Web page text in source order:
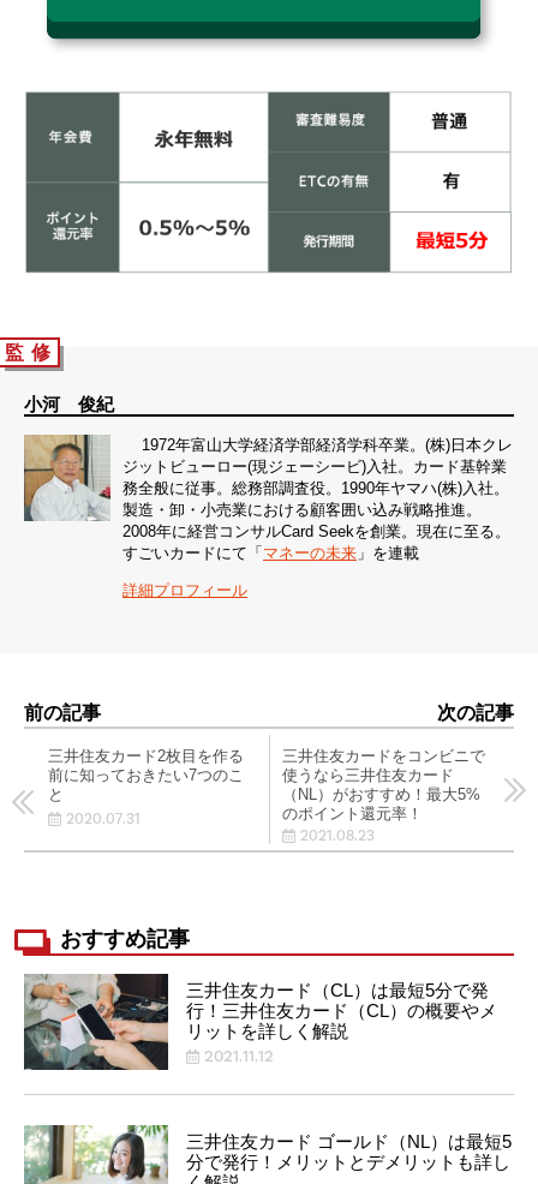
監 修
小河 俊紀
1972年富山大学経済学部経済学科卒業。(株)日本クレ
ジットビューロー(現ジェーシービ)入社。カード基幹業
務全般に従事。総務部調査役。1990年ヤマハ(株)入社。
製造・卸・小売業における顧客囲い込み戦略推進。
2008年に経営コンサルCard Seekを創業。現在に至る。
すごいカードにて「 マネーの未来 」を連載
詳細プロフィール
前の記事 次の記事
三井住友カード2枚目を作る
前に知っておきたい7つのこ
と
2020.07.31
三井住友カードをコンビニで
使うなら三井住友カード
（NL）がおすすめ！最大5%
のポイント還元率！
2021.08.23
おすすめ記事
三井住友カード（CL）は最短5分で発
行！三井住友カード（CL）の概要やメ
リットを詳しく解説
2021.11.12
三井住友カード ゴールド（NL）は最短5
分で発行！メリットとデメリットも詳し